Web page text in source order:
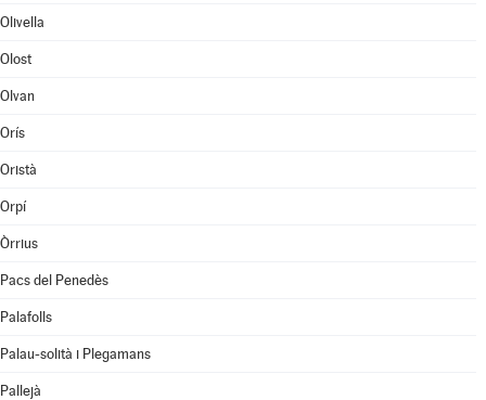
Olivella
Olost
Olvan
Orís
Oristà
Orpí
Òrrius
Pacs del Penedès
Palafolls
Palau-solità i Plegamans
Pallejà